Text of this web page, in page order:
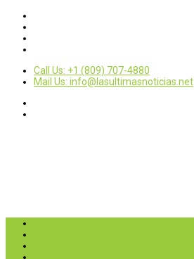
Call Us: +1 (809) 707-4880
Mail Us: info@lasultimasnoticias.net